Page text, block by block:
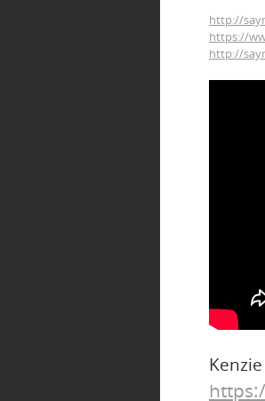
http://
https://
http://